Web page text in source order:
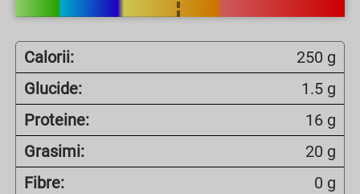
Calorii:
250 g
Glucide:
1.5 g
Proteine:
16 g
Grasimi:
20 g
Fibre:
0 g